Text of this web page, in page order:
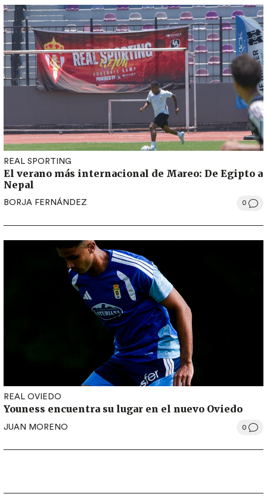
REAL SPORTING
El verano más internacional de Mareo: De Egipto a
Nepal
BORJA FERNÁNDEZ 0
REAL OVIEDO
Youness encuentra su lugar en el nuevo Oviedo
JUAN MORENO 0